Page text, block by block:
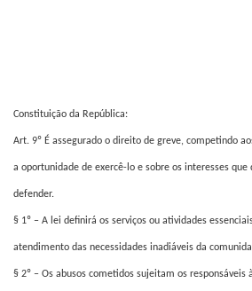
Constituição da República:
Art. 9º É assegurado o direito de greve, competindo
a oportunidade de exercê-lo e sobre os interesses
defender.
§ 1º – A lei definirá os serviços ou atividades
atendimento das necessidades inadiáveis da
§ 2º – Os abusos cometidos sujeitam os responsáveis